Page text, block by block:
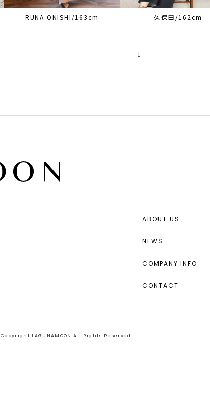
RUNA ONISHI/163cm 久保田/162cm
1
ABOUT US
NEWS
COMPANY INFO
CONTACT
Copyright LAGUNAMOON All Rights Reserved.